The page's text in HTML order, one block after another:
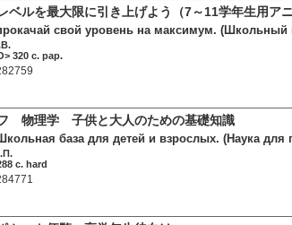
ルを最大限に引き上げよう（7～11学年生用ア
свой уровень на максимум. (Школьный
320 c. pap.
物理学 子供と大人のための基礎知識
база для детей и взрослых. (Наука для
c. hard